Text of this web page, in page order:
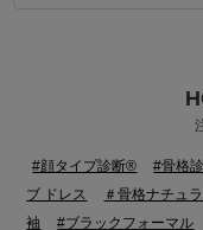
身
#顔タイプ診断® #骨格
ブ ドレス
＃骨格ナチュ
袖
#ブラックフォーマル